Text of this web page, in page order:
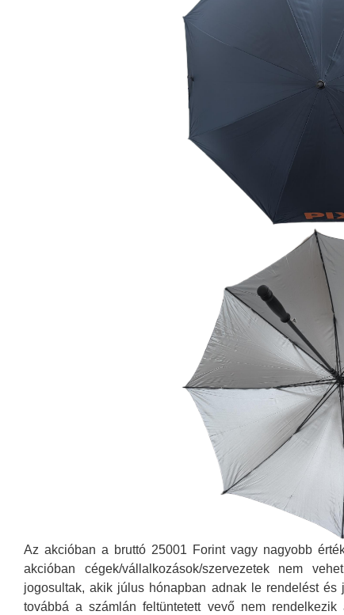
Az akcióban a bruttó 25001 Forint vagy nagyobb
akcióban cégek/vállalkozások/szervezetek nem
jogosultak, akik júlus hónapban adnak le rendelést
továbbá a számlán feltüntetett vevő nem